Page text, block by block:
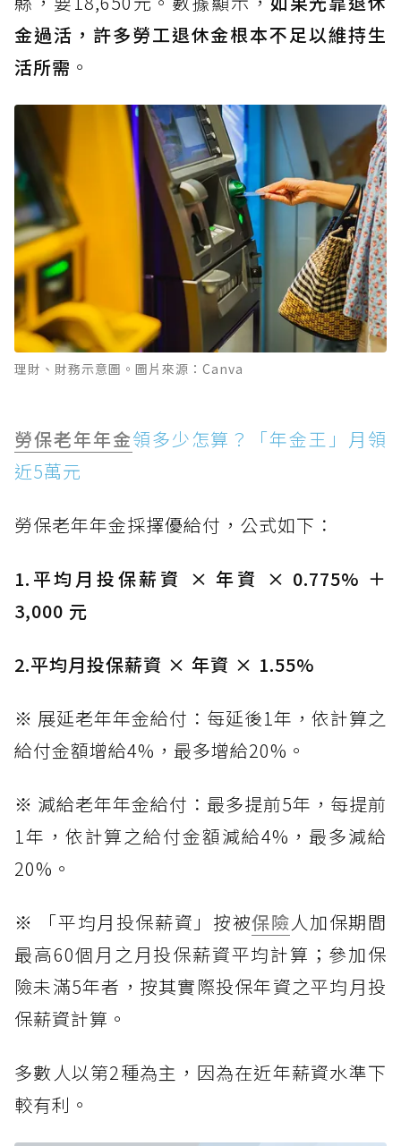
金過活，許多勞工退休金根本不足以維持生
活所需 。
理財、財務示意圖。圖片來源：Canva
勞保老年年金領多少怎算？「年金王」月領
近5萬元
勞保老年年金採擇優給付，公式如下：
1.平均月投保薪資 × 年資 × 0.775% ＋
3,000 元
2.平均月投保薪資 × 年資 × 1.55%
※ 展延老年年金給付：每延後1年，依計算之
給付金額增給4%，最多增給20%。
※ 減給老年年金給付：最多提前5年，每提前
1年，依計算之給付金額減給4%，最多減給
20%。
※ 「平均月投保薪資」按被保險人加保期間
最高60個月之月投保薪資平均計算；參加保
險未滿5年者，按其實際投保年資之平均月投
保薪資計算。
多數人以第2種為主，因為在近年薪資水準下
較有利。